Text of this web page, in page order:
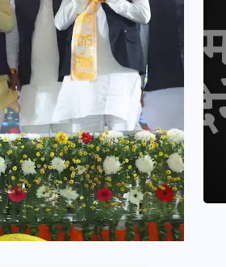
कार्यक्रम में
नई तारीखों की
दिसम्बर 2025